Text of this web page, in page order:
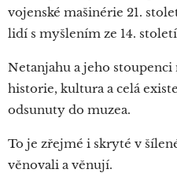
vojenské mašinérie 21.
lidí s myšlením ze 14.
Netanjahu a jeho
historie, kultura a celá
odsunuty do muzea.
To je zřejmé i skryté v
věnovali a věnují.